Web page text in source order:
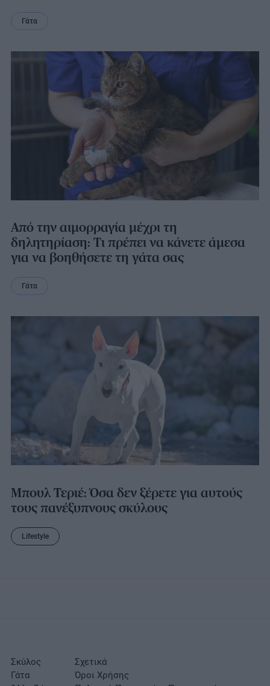
Γάτα
Από την αιμορραγία μέχρι τη
δηλητηρίαση: Τι πρέπει να κάνετε άμεσα
για να βοηθήσετε τη γάτα σας
Γάτα
Μπουλ Τεριέ: Όσα δεν ξέρετε για αυτούς
τους πανέξυπνους σκύλους
Lifestyle
Σκύλος
Γάτα
Σχετικά
Όροι Χρήσης